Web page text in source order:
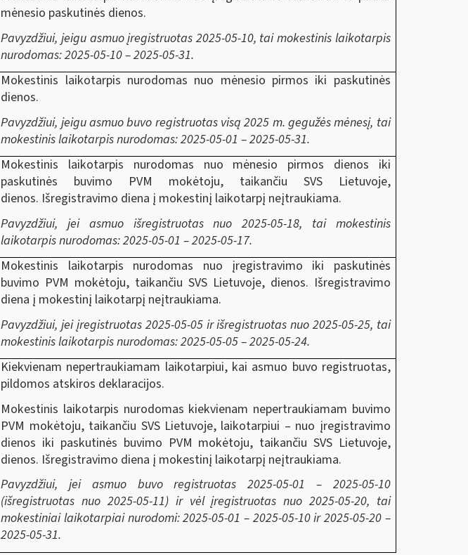
mėnesio paskutinės dienos.
Pavyzdžiui, jeigu asmuo įregistruotas 2025-05-10, tai mokestinis laikotarpis
nurodomas: 2025-05-10 – 2025-05-31.
Mokestinis laikotarpis nurodomas nuo mėnesio pirmos iki paskutinės
dienos.
Pavyzdžiui, jeigu asmuo buvo registruotas visą 2025 m. gegužės mėnesį, tai
mokestinis laikotarpis nurodomas: 2025-05-01 – 2025-05-31.
Mokestinis laikotarpis nurodomas nuo mėnesio pirmos dienos iki
paskutinės buvimo PVM mokėtoju, taikančiu SVS Lietuvoje,
dienos. Išregistravimo diena į mokestinį laikotarpį neįtraukiama.
Pavyzdžiui, jei asmuo išregistruotas nuo 2025-05-18, tai mokestinis
laikotarpis nurodomas: 2025-05-01 – 2025-05-17.
Mokestinis laikotarpis nurodomas nuo įregistravimo iki paskutinės
buvimo PVM mokėtoju, taikančiu SVS Lietuvoje, dienos. Išregistravimo
diena į mokestinį laikotarpį neįtraukiama.
Pavyzdžiui, jei įregistruotas 2025-05-05 ir išregistruotas nuo 2025-05-25, tai
mokestinis laikotarpis nurodomas: 2025-05-05 – 2025-05-24.
Kiekvienam nepertraukiamam laikotarpiui, kai asmuo buvo registruotas,
pildomos atskiros deklaracijos.
Mokestinis laikotarpis nurodomas kiekvienam nepertraukiamam buvimo
PVM mokėtoju, taikančiu SVS Lietuvoje, laikotarpiui – nuo įregistravimo
dienos iki paskutinės buvimo PVM mokėtoju, taikančiu SVS Lietuvoje,
dienos. Išregistravimo diena į mokestinį laikotarpį neįtraukiama.
Pavyzdžiui, jei asmuo buvo registruotas 2025-05-01 – 2025-05-10
(išregistruotas nuo 2025-05-11) ir vėl įregistruotas nuo 2025-05-20, tai
mokestiniai laikotarpiai nurodomi: 2025-05-01 – 2025-05-10 ir 2025-05-20 –
2025-05-31.